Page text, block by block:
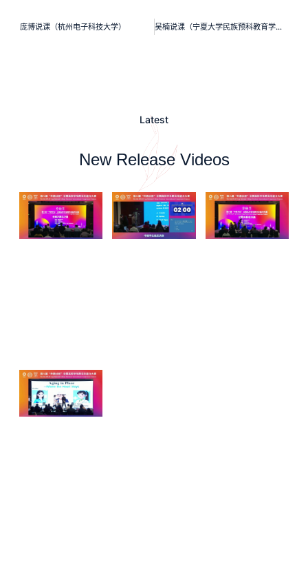
庞博说课（杭州电子科技大学） 吴楠说课（宁夏大学民族预科教育学院）
Latest
New Release Videos